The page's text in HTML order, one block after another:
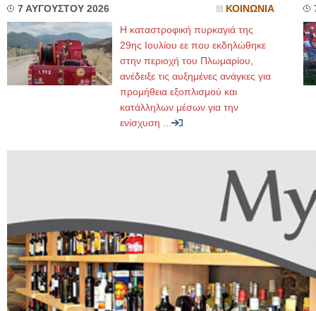
7 ΑΥΓΟΥΣΤΟΥ 2026 ΚΟΙΝΩΝΙΑ
Η καταστροφική πυρκαγιά της
29ης Ιουλίου εε που εκδηλώθηκε
στην περιοχή του Πλωμαρίου,
ανέδειξε τις αυξημένες ανάγκες για
προμήθεια εξοπλισμού και
κατάλληλων μέσων για την
ενίσχυση ...